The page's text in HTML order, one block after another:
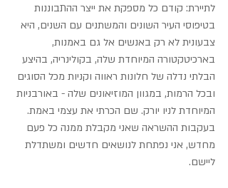
לתיירת: קודם כל מספקת את ייצר ההתבוננות
בטיפוסי העיר השונים והמשתנים עם השנים, היא
צבעונית לא רק באנשים אל גם באמנות,
בארכיטקטורה המיוחדת שלה, בקולינריה, בהיצע
הבלתי נדלה של חלונות ראווה וקניות מכל הסוגים
ובכל הרמות, במגוון המוזיאונים שלה - באורבניות
המיוחדת לניו יורק. שם הכרתי את עצמי באמת.
בעקבות ההשראה שאני מקבלת ממנה כל פעם
מחדש, אני נפתחת לנושאים חדשים ומשתדלת
ליישם.